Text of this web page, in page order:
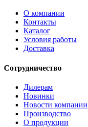
О компании
Контакты
Каталог
Условия работы
Доставка
Сотрудничество
Дилерам
Новинки
Новости компании
Производство
О продукции